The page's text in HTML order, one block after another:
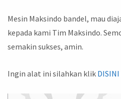
Mesin Maksindo bandel, mau
kepada kami Tim Maksindo.
semakin sukses, amin.
Ingin alat ini silahkan klik DISINI